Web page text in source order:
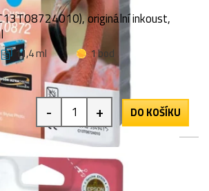
originální inkoust,
11,4 ml
1 bod
- + DO KOŠÍKU